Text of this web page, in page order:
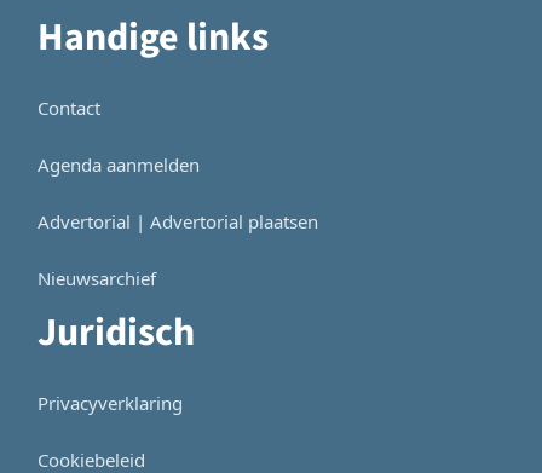
Handige links
Contact
Agenda aanmelden
Advertorial | Advertorial plaatsen
Nieuwsarchief
Juridisch
Privacyverklaring
Cookiebeleid